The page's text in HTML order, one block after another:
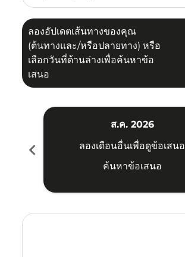
ลองอัปเดตเส้นทางของคุณ
(ต้นทางและ/หรือปลายทาง) หรือ
เลือกวันที่ด้านล่างเพื่อค้นหาข้อ
เสนอ
chevron_left
ส.ค. 2026
ลองเดือนอื่นเพื่อดูข้อเสนอ
ค้นหาข้อเสนอ